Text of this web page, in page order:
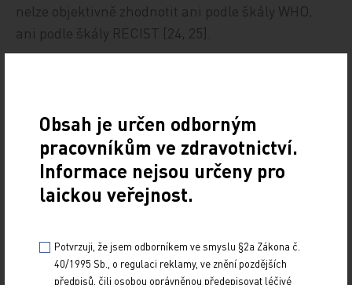
nelze objektivně zhodnotit ani podle škály WHO,
ani podle škály RECIST [24, 25].
Návrh nových kritérií pro
hodnocení imunoterapie irRC
Zásadní rozdíl navrhovaných kritérií irRC (immune-related
response criteria) ve srovnání s posuzováním podle
regrese nemoci a objevení se nových lézí v průběhu
onemocnění. Jak vyplývá z výše zmíněných klinických
Obsah je určen odborným
pracovníkům ve zdravotnictví.
Informace nejsou určeny pro
laickou veřejnost.
Potvrzuji, že jsem odborníkem ve smyslu §2a Zákona č.
40/1995 Sb., o regulaci reklamy, ve znění pozdějších
předpisů, čili osobou oprávněnou předepisovat léčivé